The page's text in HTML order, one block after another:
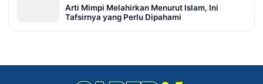
Arti Mimpi Melahirkan Menurut Islam, Ini
Tafsirnya yang Perlu Dipahami